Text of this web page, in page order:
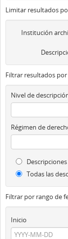
Limitar resultados
Institución
Filtrar resultados por
Nivel de
Régimen de
Todas las
Filtrar por rango de
Inicio